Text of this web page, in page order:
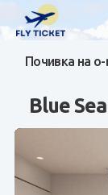
Почивки
Екзотика
Почивки
Самолетни
Почивка на
Blue